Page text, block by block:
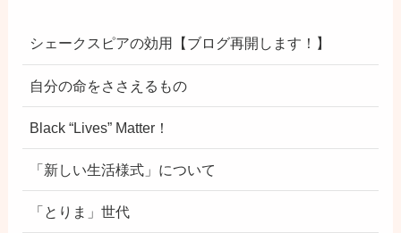
シェークスピアの効用【ブログ再開します！】
自分の命をささえるもの
Black “Lives” Matter！
「新しい生活様式」について
「とりま」世代